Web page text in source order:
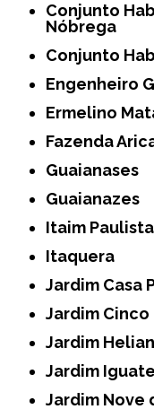
Conjunto Habitacional Padre Manoel da
Nóbrega
Conjunto
Engenheiro
Ermelino
Fazenda
Guaianases
Guaianazes
Itaim Paulista
Itaquera
Jardim Casa
Jardim
Jardim Helian
Jardim
Jardim Nove